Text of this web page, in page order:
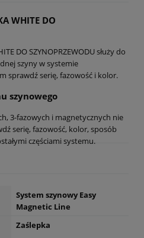
WHITE DO
DO SZYNOPRZEWODU służy do
szyny w systemie
sprawdź serię, fazowość i kolor.
szynowego
3-fazowych i magnetycznych nie
serię, fazowość, kolor, sposób
częściami systemu.
System szynowy Easy
Magnetic Line
Zaślepka